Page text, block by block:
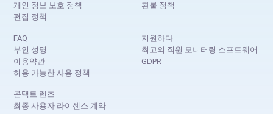
개인 정보 보호 정책
편집 정책
환불 정책
FAQ
부인 성명
이용약관
허용 가능한 사용 정책
지원하다
최고의 직원 모니터링 소프트웨어
GDPR
콘택트 렌즈
최종 사용자 라이센스 계약